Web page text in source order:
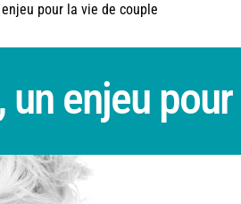
pour la vie de couple
un enjeu